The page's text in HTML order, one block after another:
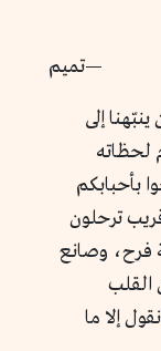
—تميم
إلى
لحظاته
بأحبابكم
ترحلون
فرح، وصانع
القلب
إلا ما